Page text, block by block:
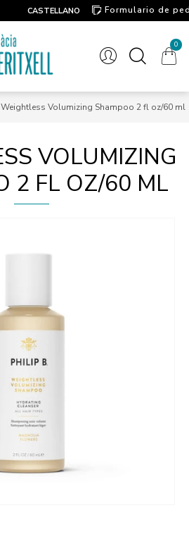
CASTELLANO
Formulario de
0
Weightless Volumizing Shampoo 2 fl oz/60 ml
VOLUMIZING
2 FL OZ/60 ML